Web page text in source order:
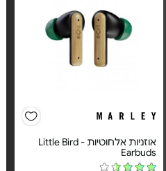
אוזניות אלחוטיות - Little Bird
Earbuds